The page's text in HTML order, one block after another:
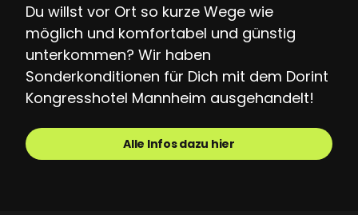
Du willst vor Ort so kurze Wege wie
möglich und komfortabel und günstig
unterkommen? Wir haben
Sonderkonditionen für Dich mit dem Dorint
Kongresshotel Mannheim ausgehandelt!
Alle Infos dazu hier